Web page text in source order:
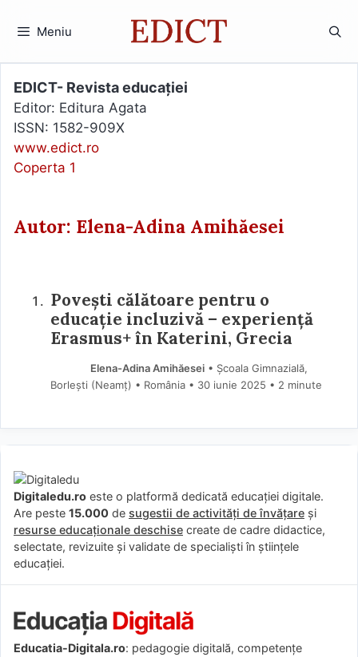
Meniu
EDICT- Revista educației
Editor: Editura Agata
ISSN: 1582-909X
www.edict.ro
Coperta 1
Autor: Elena-Adina Amihăesei
Povești călătoare pentru o
educație incluzivă – experiență
Erasmus+ în Katerini, Grecia
Elena-Adina Amihăesei• Școala Gimnazială,
Borlești (Neamţ) • România
30 iunie 2025 • 2 minute
Digitaledu.ro este o platformă dedicată educației digitale.
Are peste 15.000 de sugestii de activități de învățare și
resurse educaționale deschise create de cadre didactice,
selectate, revizuite și validate de specialiști în științele
educației.
Educatia-Digitala.ro: pedagogie digitală, competențe